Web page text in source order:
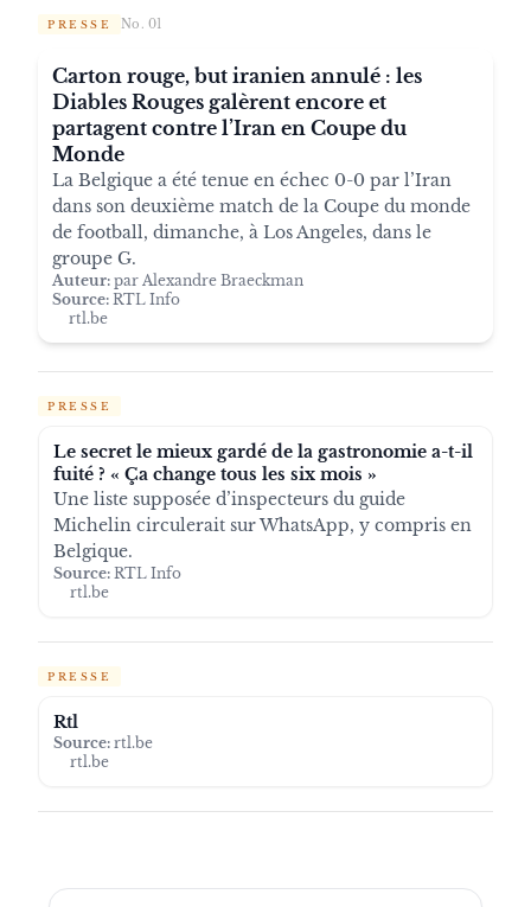
PRESSE No. 01
Carton rouge, but iranien annulé : les
Diables Rouges galèrent encore et
partagent contre l’Iran en Coupe du
Monde
La Belgique a été tenue en échec 0-0 par l’Iran
dans son deuxième match de la Coupe du monde
de football, dimanche, à Los Angeles, dans le
groupe G.
Auteur: par Alexandre Braeckman
Source: RTL Info
rtl.be
PRESSE
Le secret le mieux gardé de la gastronomie a-t-il
fuité ? « Ça change tous les six mois »
Une liste supposée d’inspecteurs du guide
Michelin circulerait sur WhatsApp, y compris en
Belgique.
Source: RTL Info
rtl.be
PRESSE
Rtl
Source: rtl.be
rtl.be